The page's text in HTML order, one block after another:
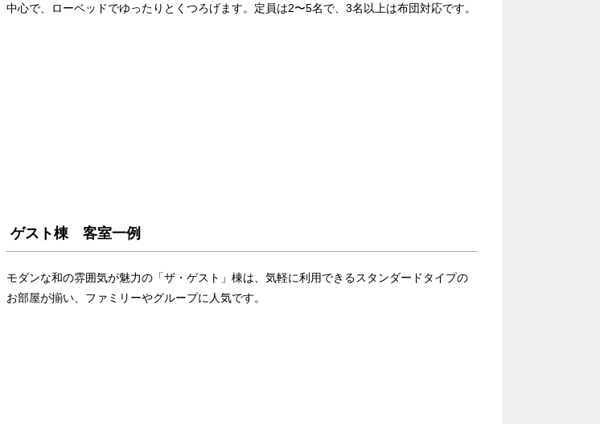
中心で、ローベッドでゆったりとくつろげます。定員は2〜5名で、3名以上は布団対応です。
ゲスト棟 客室一例
モダンな和の雰囲気が魅力の「ザ・ゲスト」棟は、気軽に利用できるスタンダードタイプの
お部屋が揃い、ファミリーやグループに人気です。